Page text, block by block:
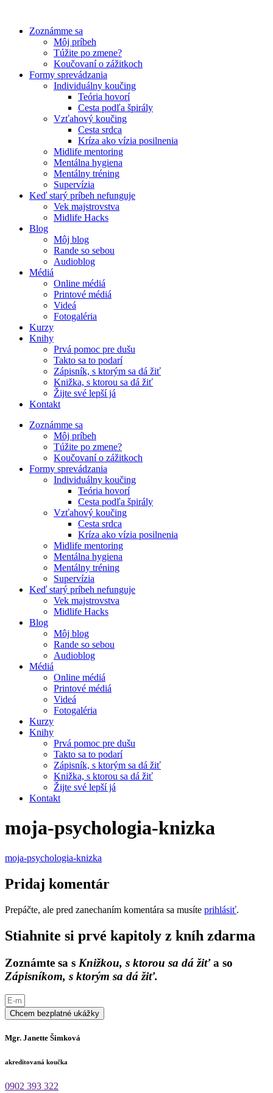
obsah
Zoznámme sa
Môj príbeh
Túžite po zmene?
Koučovaní o zážitkoch
Formy sprevádzania
Individuálny koučing
Teória hovorí
Cesta podľa špirály
Vzťahový koučing
Cesta srdca
Kríza ako vízia posilnenia
Midlife mentoring
Mentálna hygiena
Mentálny tréning
Supervízia
Keď starý príbeh nefunguje
Vek majstrovstva
Midlife Hacks
Blog
Môj blog
Rande so sebou
Audioblog
Médiá
Online médiá
Printové médiá
Videá
Fotogaléria
Kurzy
Knihy
Prvá pomoc pre dušu
Takto sa to podarí
Zápisník, s ktorým sa dá žiť
Knižka, s ktorou sa dá žiť
Žijte své lepší já
Kontakt
Zoznámme sa
Môj príbeh
Túžite po zmene?
Koučovaní o zážitkoch
Formy sprevádzania
Individuálny koučing
Teória hovorí
Cesta podľa špirály
Vzťahový koučing
Cesta srdca
Kríza ako vízia posilnenia
Midlife mentoring
Mentálna hygiena
Mentálny tréning
Supervízia
Keď starý príbeh nefunguje
Vek majstrovstva
Midlife Hacks
Blog
Môj blog
Rande so sebou
Audioblog
Médiá
Online médiá
Printové médiá
Videá
Fotogaléria
Kurzy
Knihy
Prvá pomoc pre dušu
Takto sa to podarí
Zápisník, s ktorým sa dá žiť
Knižka, s ktorou sa dá žiť
Žijte své lepší já
Kontakt
moja-psychologia-knizka
moja-psychologia-knizka
Pridaj komentár
Prepáčte, ale pred zanechaním komentára sa musíte prihlásiť.
Stiahnite si prvé kapitoly z kníh zdarma
Zoznámte sa s Knižkou, s ktorou sa dá žiťa so
Zápisníkom, s ktorým sa dá žiť.
Chcem bezplatné ukážky
Mgr. Janette Šimková
akreditovaná koučka
0902 393 322